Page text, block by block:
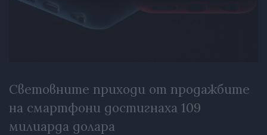
Световните приходи от продажбите
на смартфони достигнаха 109
милиарда долара